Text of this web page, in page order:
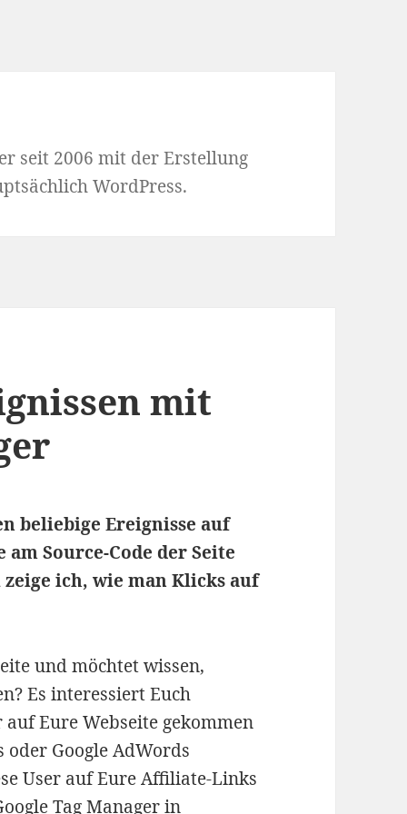
seit 2006 mit der Erstellung
WordPress.
mit
beliebige Ereignisse auf
Source-Code der Seite
ich, wie man Klicks auf
und möchtet wissen,
Es interessiert Euch
Eure Webseite gekommen
Google AdWords
User auf Eure Affiliate-Links
Tag Manager in